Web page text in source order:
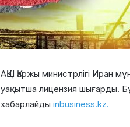
АҚШ Қаржы министрлігі Иран
уақытша лицензия шығарды.
хабарлайды inbusiness.kz.